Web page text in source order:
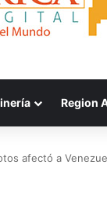
Region
afectó a